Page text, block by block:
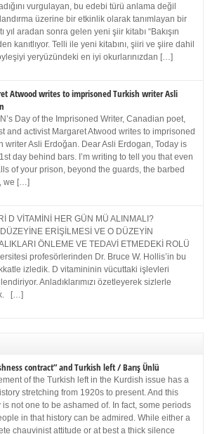
vurgulayan, bu edebi türü anlama değil
üzerine bir etkinlik olarak tanımlayan bir
yıl aradan sonra gelen yeni şiir kitabı “Bakışın
kanıtlıyor. Telli ile yeni kitabını, şiiri ve şiire dahil
yeryüzündeki en iyi okurlarınızdan […]
Atwood writes to imprisoned Turkish writer Asli
Day of the Imprisoned Writer, Canadian poet,
and activist Margaret Atwood writes to imprisoned
writer Asli Erdoğan. Dear Asli Erdogan, Today is
day behind bars. I’m writing to tell you that even
of your prison, beyond the guards, the barbed
we […]
D VİTAMİNİ HER GÜN MÜ ALINMALI?
ERİŞİLMESİ VE O DÜZEYİN
ÖNLEME VE TEDAVİ ETMEDEKİ ROLÜ
profesörlerinden Dr. Bruce W. Hollis’in bu
izledik. D vitamininin vücuttaki işlevleri
Anladıklarımızı özetleyerek sizlerle
[…]
contract” and Turkish left / Barış Ünlü
of the Turkish left in the Kurdish issue has a
stretching from 1920s to present. And this
is not one to be ashamed of. In fact, some periods
in that history can be admired. While either a
chauvinist attitude or at best a thick silence